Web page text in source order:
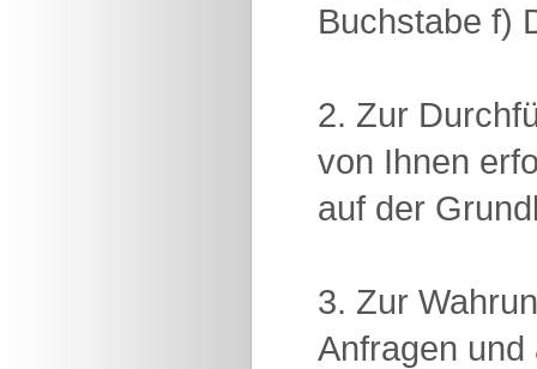
Buchstabe f)
2. Zur
von Ihnen
auf der
3. Zur
Anfragen